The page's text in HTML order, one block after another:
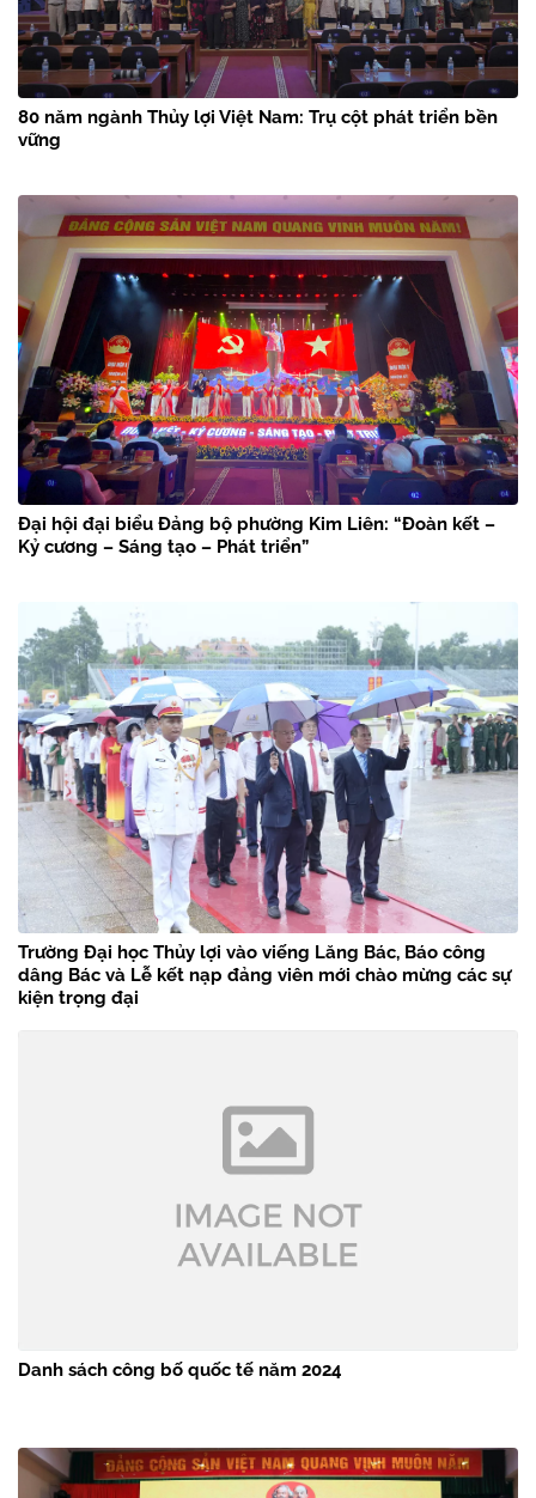
80 năm ngành Thủy lợi Việt Nam: Trụ cột phát triển bền
vững
Đại hội đại biểu Đảng bộ phường Kim Liên: “Đoàn kết –
Kỷ cương – Sáng tạo – Phát triển”
Trường Đại học Thủy lợi vào viếng Lăng Bác, Báo công
dâng Bác và Lễ kết nạp đảng viên mới chào mừng các sự
kiện trọng đại
Danh sách công bố quốc tế năm 2024